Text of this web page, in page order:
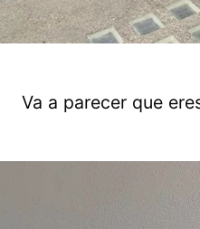
Va a parecer que